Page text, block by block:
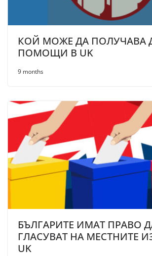
КОЙ МОЖЕ ДА ПОЛУЧАВА
ПОМОЩИ В UK
9 months
БЪЛГАРИТЕ ИМАТ ПРАВО
ГЛАСУВАТ НА МЕСТНИТЕ
UK